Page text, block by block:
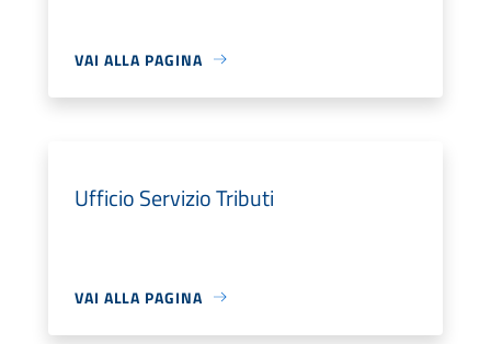
VAI ALLA PAGINA
Ufficio Servizio Tributi
VAI ALLA PAGINA